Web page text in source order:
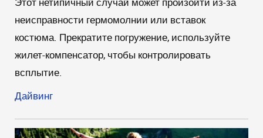
неисправности гермомолнии или вставок
костюма. Прекратите погружение, используйте
жилет-компенсатор, чтобы контролировать
всплытие.
Дайвинг